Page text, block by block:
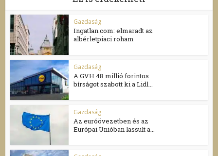
Gazdaság
Ingatlan.com: elmaradt az
albérletpiaci roham
Gazdaság
A GVH 48 millió forintos
bírságot szabott ki a Lidl...
Gazdaság
Az euróövezetben és az
Európai Unióban lassult a...